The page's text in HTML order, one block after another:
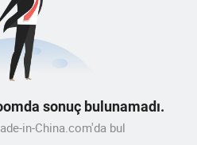
sonuç bulunamadı.
in-China.com'da bul